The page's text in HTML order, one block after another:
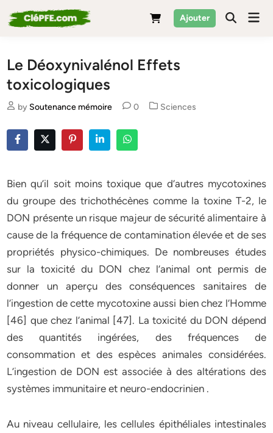
to
Ajouter
Le Déoxynivalénol Effets
toxicologiques
by Soutenance mémoire 0
Posted
Sciences
Bien qu’il soit moins toxique que d’autres mycotoxines
du groupe des trichothécènes comme la toxine T-2, le
DON présente un risque majeur de sécurité alimentaire à
cause de la fréquence de contamination élevée et de ses
propriétés physico-chimiques. De nombreuses études
sur la toxicité du DON chez l’animal ont permis de
donner un aperçu des conséquences sanitaires de
l’ingestion de cette mycotoxine aussi bien chez l’Homme
[46] que chez l’animal [47]. La toxicité du DON dépend
des quantités ingérées, des fréquences de
consommation et des espèces animales considérées.
L’ingestion de DON est associée à des altérations des
systèmes immunitaire et neuro-endocrinien .
Au niveau cellulaire, les cellules épithéliales intestinales